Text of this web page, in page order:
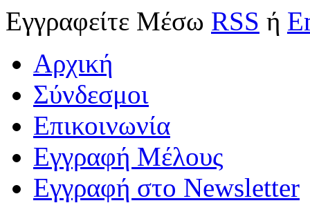
Εγγραφείτε Μέσω RSS ή
Αρχική
Σύνδεσμοι
Επικοινωνία
Εγγραφή Μέλους
Εγγραφή στο Newsletter